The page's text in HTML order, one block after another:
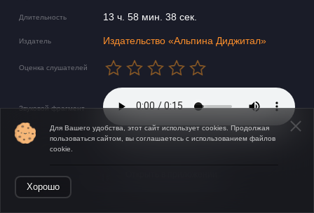
Длительность 13 ч. 58 мин. 38 сек.
Издатель Издательство «Альпина Диджитал»
Оценка слушателей
Звуковой фрагмент
Для Вашего удобства, этот сайт использует cookies. Продолжая
пользоваться сайтом, вы соглашаетесь с использованием файлов
cookie.
Хорошо